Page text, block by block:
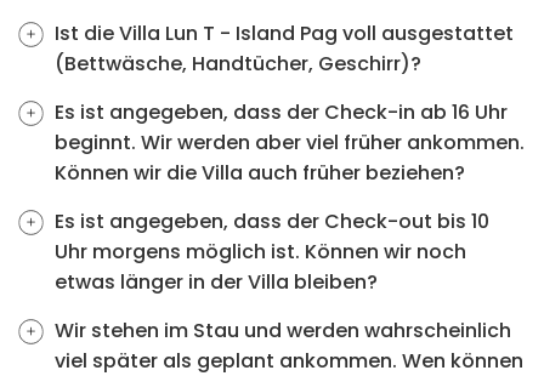
Ist die Villa Lun T - Island Pag voll ausgestattet
(Bettwäsche, Handtücher, Geschirr)?
Es ist angegeben, dass der Check-in ab 16 Uhr
beginnt. Wir werden aber viel früher ankommen.
Können wir die Villa auch früher beziehen?
Es ist angegeben, dass der Check-out bis 10
Uhr morgens möglich ist. Können wir noch
etwas länger in der Villa bleiben?
Wir stehen im Stau und werden wahrscheinlich
viel später als geplant ankommen. Wen können